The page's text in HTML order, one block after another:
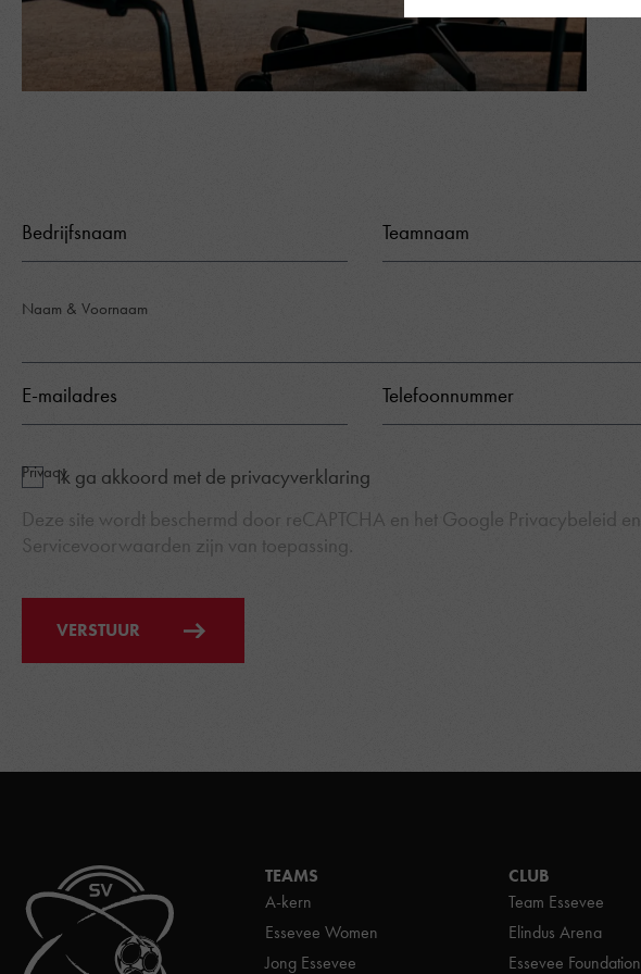
Bedrijfsnaam Teamnaam
Naam & Voornaam
E-mailadres Telefoonnummer
PrivacyIk ga akkoord met de privacyverklaring
Deze site wordt beschermd door reCAPTCHA en het Google Privacybeleid en
Servicevoorwaarden zijn van toepassing.
VERSTUUR
TEAMS
A-kern
Essevee Women
Jong Essevee
CLUB
Team Essevee
Elindus Arena
Essevee Foundation